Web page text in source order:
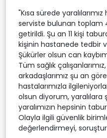
"Kısa sürede
serviste bulunan toplam
getirildi. Şu an 11 kişi
kişinin hastanede tedbir
Şükürler olsun can
Tüm sağlık
arkadaşlarımız şu an
hastalarımızla
olsun diyorum, yaralılara
yaralımızın hepsinin
Olayla ilgili güvenlik
değerlendirmeyi,